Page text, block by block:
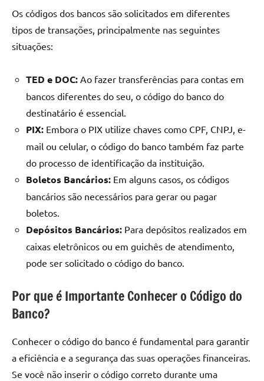
Os códigos dos bancos são solicitados em diferentes
tipos de transações, principalmente nas seguintes
situações:
TED e DOC: Ao fazer transferências para contas em
bancos diferentes do seu, o código do banco do
destinatário é essencial.
PIX: Embora o PIX utilize chaves como CPF, CNPJ, e-
mail ou celular, o código do banco também faz parte
do processo de identificação da instituição.
Boletos Bancários: Em alguns casos, os códigos
bancários são necessários para gerar ou pagar
boletos.
Depósitos Bancários: Para depósitos realizados em
caixas eletrônicos ou em guichês de atendimento,
pode ser solicitado o código do banco.
Por que é Importante Conhecer o Código do
Banco?
Conhecer o código do banco é fundamental para garantir
a eficiência e a segurança das suas operações financeiras.
Se você não inserir o código correto durante uma